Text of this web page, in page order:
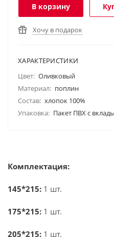
В корзину
Хочу в подарок
ХАРАКТЕРИСТИКИ
Цвет: Оливковый
Материал: поплин
Состав: хлопок 100%
Упаковка: Пакет ПВХ с
Комплектация:
145*215: 1 шт.
175*215: 1 шт.
205*215: 1 шт.